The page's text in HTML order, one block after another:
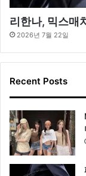
리한나, 믹스매
2026년 7월 22일
Recent Posts